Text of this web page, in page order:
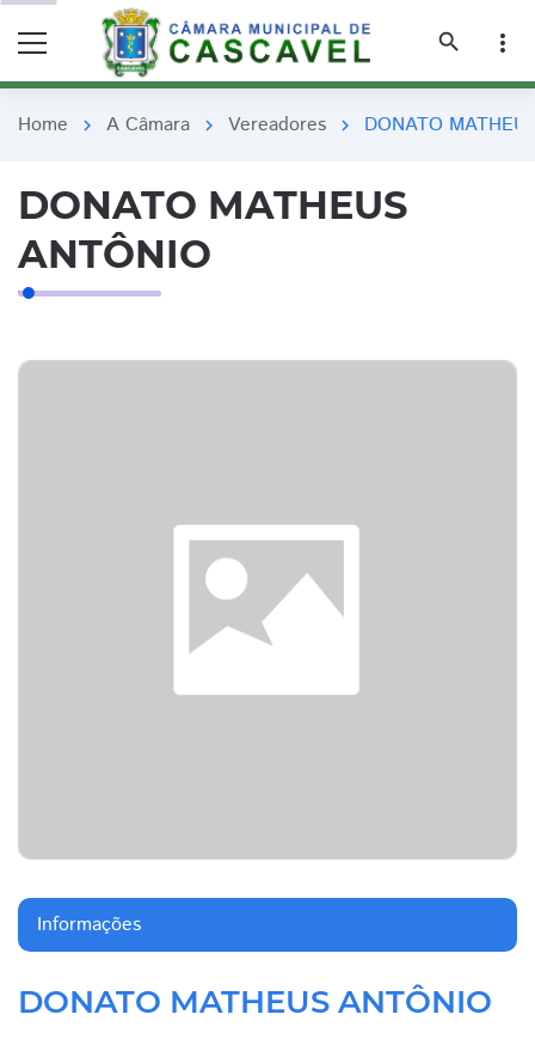
search
more_vert
Home chevron_right A Câmara chevron_right Vereadores chevron_right DONATO
DONATO MATHEUS
ANTÔNIO
Informações
DONATO MATHEUS ANTÔNIO